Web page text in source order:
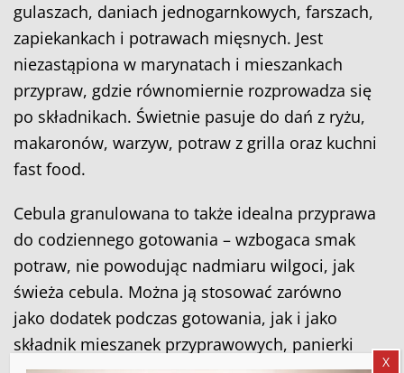
gulaszach, daniach jednogarnkowych, farszach,
zapiekankach i potrawach mięsnych. Jest
niezastąpiona w marynatach i mieszankach
przypraw, gdzie równomiernie rozprowadza się
po składnikach. Świetnie pasuje do dań z ryżu,
makaronów, warzyw, potraw z grilla oraz kuchni
fast food.
Cebula granulowana to także idealna przyprawa
do codziennego gotowania – wzbogaca smak
potraw, nie powodując nadmiaru wilgoci, jak
świeża cebula. Można ją stosować zarówno
jako dodatek podczas gotowania, jak i jako
składnik mieszanek przyprawowych, panierki
X